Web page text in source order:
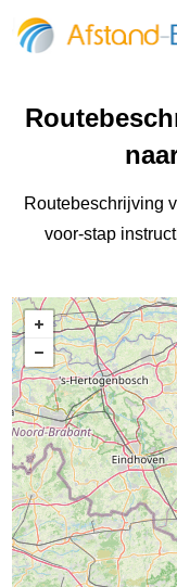
Routebeschrijving
voor-stap